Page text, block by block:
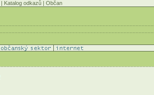
| Katalog odkazů | Občan